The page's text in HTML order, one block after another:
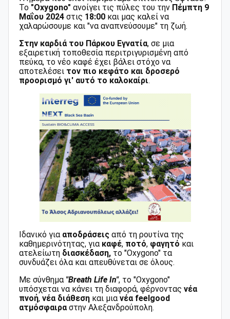
To "Oxygono" ανοίγει τις πύλες του την Πέμπτη 9
Μαΐου 2024 στις 18:00 και μας καλεί να
χαλαρώσουμε και "να αναπνεύσουμε" τη ζωή.
Στην καρδιά του Πάρκου Εγνατία, σε μια
εξαιρετική τοποθεσία περιτριγυρισμένη από
πεύκα, το νέο καφέ έχει βάλει στόχο να
αποτελέσει τον πιο κεφάτο και δροσερό
προορισμό γι' αυτό το καλοκαίρι.
Ιδανικό για αποδράσεις από τη ρουτίνα της
καθημερινότητας, για καφέ, ποτό, φαγητό και
ατελείωτη διασκέδαση, το "Oxygono" τα
συνδυάζει όλα και απευθύνεται σε όλους.
Με σύνθημα "Breath Life In", το "Oxygono"
υπόσχεται να κάνει τη διαφορά, φέρνοντας νέα
πνοή, νέα διάθεση και μιανέα feelgood
ατμόσφαιραστην Αλεξανδρούπολη.